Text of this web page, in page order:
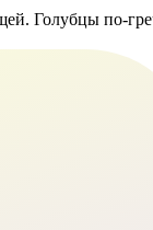
Голубцы по-